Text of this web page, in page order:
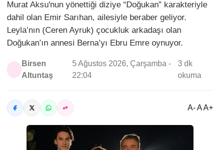
Murat Aksu'nun yönettiği diziye “Doğukan” karakteriyle
dahil olan Emir Sarıhan, ailesiyle beraber geliyor.
Leyla’nın (Ceren Ayruk) çocukluk arkadaşı olan
Doğukan’ın annesi Berna’yı Ebru Emre oynuyor.
Birsen
Altuntaş
5 Ağustos 2026, Çarşamba -
22:04
3 dk
okuma
A- A A+